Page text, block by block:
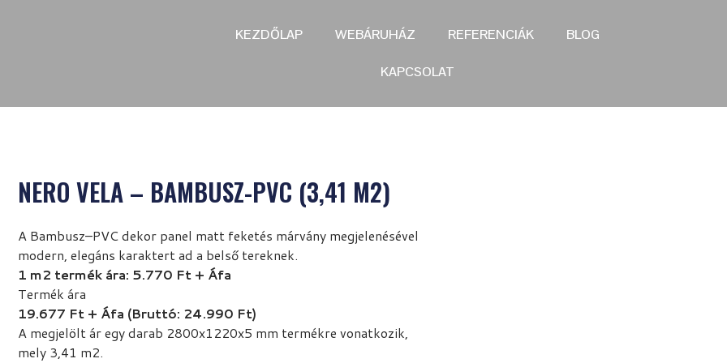
KEZDŐLAP WEBÁRUHÁZ REFERENCIÁK BLOG
KAPCSOLAT
NERO VELA – BAMBUSZ-PVC (3,41 M2)
A Bambusz–PVC dekor panel matt feketés márvány megjelenésével
modern, elegáns karaktert ad a belső tereknek.
1 m2 termék ára: 5.770 Ft + Áfa
Termék ára
19.677 Ft + Áfa (Bruttó: 24.990 Ft)
A megjelölt ár egy darab 2800x1220x5 mm termékre vonatkozik,
mely 3,41 m2.